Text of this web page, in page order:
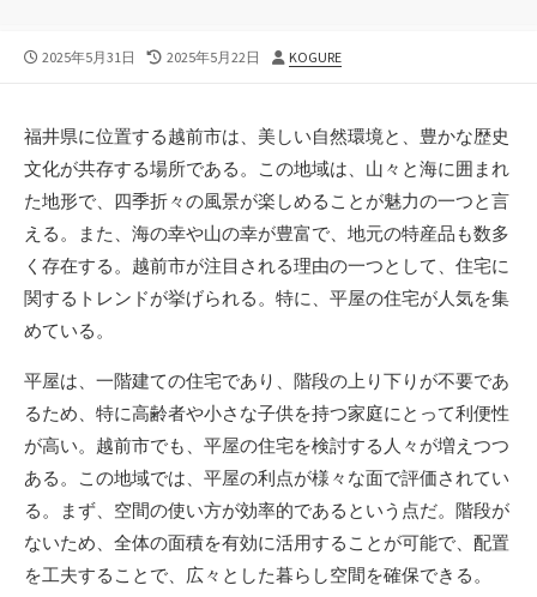
公
2025年5月31日
最
新
日
2025年5月22日
投
KOGURE
福井県に位置する越前市は、美しい自然環境と、豊かな歴史
文化が共存する場所である。
この地域は、山々と海に囲まれ
た地形で、四季折々の風景が楽しめることが魅力の一つと言
える。また、海の幸や山の幸が豊富で、地元の特産品も数多
く存在する。越前市が注目される理由の一つとして、住宅に
関するトレンドが挙げられる。特に、平屋の住宅が人気を集
めている。
平屋は、一階建ての住宅であり、階段の上り下りが不要であ
るため、特に高齢者や小さな子供を持つ家庭にとって利便性
が高い。越前市でも、平屋の住宅を検討する人々が増えつつ
ある。この地域では、平屋の利点が様々な面で評価されてい
る。まず、空間の使い方が効率的であるという点だ。階段が
ないため、全体の面積を有効に活用することが可能で、配置
を工夫することで、広々とした暮らし空間を確保できる。